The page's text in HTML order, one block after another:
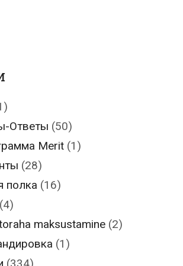
Ответы (50)
Merit (1)
(28)
полка (16)
maksustamine (2)
(1)